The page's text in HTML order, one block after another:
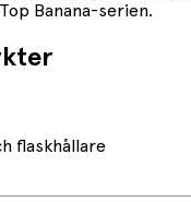
Banana-serien.
flaskhållare